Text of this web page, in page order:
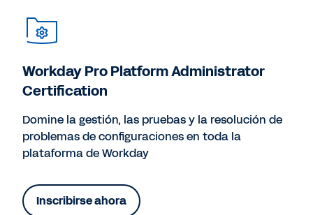
Workday Pro Platform Administrator
Certification
Domine la gestión, las pruebas y la resolución de
problemas de configuraciones en toda la
plataforma de Workday
Inscribirse ahora